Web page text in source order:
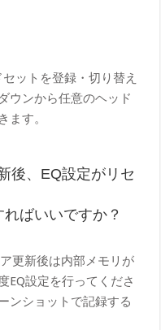
ットを登録・切り替え
ウンから任意のヘッド
ます。
後、EQ設定がリセ
ばいいですか？
更新後は内部メモリが
EQ設定を行ってくださ
ンショットで記録する